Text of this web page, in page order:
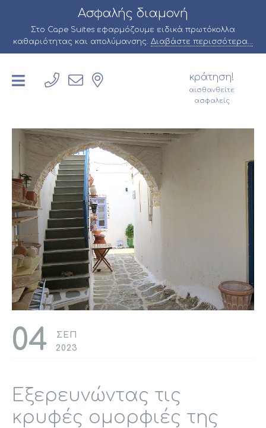
Ασφαλής διαμονή
Στο Cape Suites εφαρμόζουμε ειδικά πρωτόκολλα
καθαριότητας και απολύμανσης. Διαβάστε περισσότερα...
κράτηση!
αισθανθείτε
ασφαλείς
04
ΣΕΠ
2023
Εξερευνώντας τις
κρυφές ομορφιές της